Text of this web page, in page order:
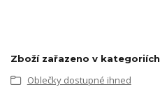
Zboží zařazeno v kategoriích
Oblečky dostupné ihned